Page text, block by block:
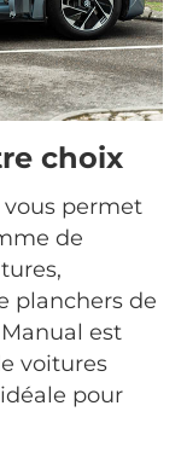
choix
permet
de
planchers de
est
voitures
pour